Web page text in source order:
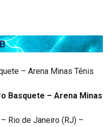
– Arena Minas Tênis
Basquete – Arena Minas
Rio de Janeiro (RJ) –